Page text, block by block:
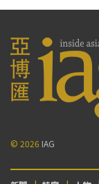
© 2026 IAG